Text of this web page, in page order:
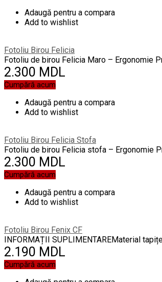
Adaugă pentru a compara
Add to wishlist
Fotoliu Birou Felicia
Fotoliu de birou Felicia Maro – Ergonomie
2.300 MDL
Cumpără acum
Adaugă pentru a compara
Add to wishlist
Fotoliu Birou Felicia Stofa
Fotoliu de birou Felicia stofa – Ergonomie
2.300 MDL
Cumpără acum
Adaugă pentru a compara
Add to wishlist
Fotoliu Birou Fenix CF
INFORMAȚII SUPLIMENTAREMaterial
2.190 MDL
Cumpără acum